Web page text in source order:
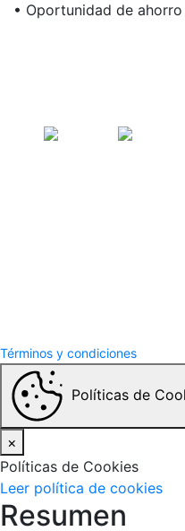
• Oportunidad de
Términos y condiciones
Políticas de
×
Políticas de Cookies
Leer política de cookies
Resumen